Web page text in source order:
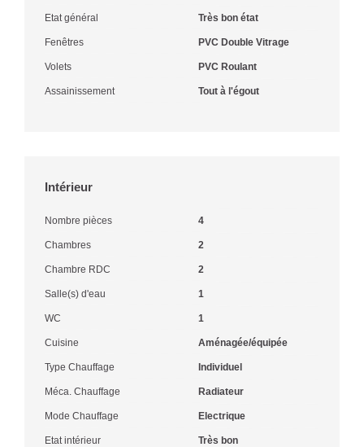
Etat général Très bon état
Fenêtres PVC Double Vitrage
Volets PVC Roulant
Assainissement Tout à l'égout
Intérieur
Nombre pièces 4
Chambres 2
Chambre RDC 2
Salle(s) d'eau 1
WC 1
Cuisine Aménagée/équipée
Type Chauffage Individuel
Méca. Chauffage Radiateur
Mode Chauffage Electrique
Etat intérieur Très bon